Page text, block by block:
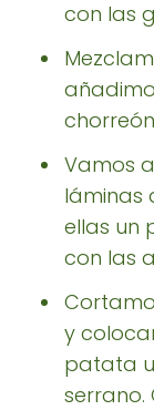
con las
Vamos
láminas
ellas un
con las
y
patata